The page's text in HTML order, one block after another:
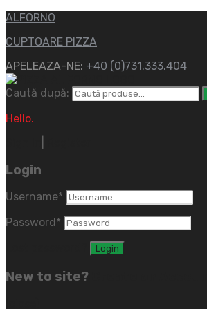
ALFORNO
CUPTOARE PIZZA
APELEAZA-NE: +40 (0)731.333.404
Caută după:
Hello.
Login
Username*
Password *
New to site?